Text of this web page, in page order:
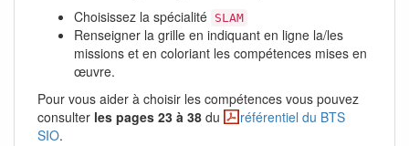
Choisissez la spécialité SLAM
Renseigner la grille en indiquant en ligne la/les
missions et en coloriant les compétences mises en
œuvre.
Pour vous aider à choisir les compétences vous pouvez
consulter les pages 23 à 38 du
référentiel du BTS
SIO.